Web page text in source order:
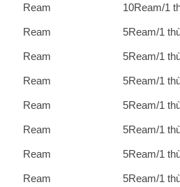
Ream 10Ream/1
Ream 5Ream/1
Ream 5Ream/1
Ream 5Ream/1
Ream 5Ream/1
Ream 5Ream/1
Ream 5Ream/1
Ream 5Ream/1